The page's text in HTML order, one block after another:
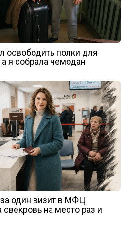
освободить полки для
а я собрала чемодан
один визит в МФЦ
свекровь на место раз и